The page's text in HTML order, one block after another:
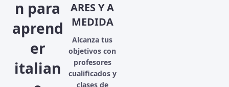
n para
aprend
er
italian
ARES Y A
MEDIDA
Alcanza tus
objetivos con
profesores
cualificados y
clases de